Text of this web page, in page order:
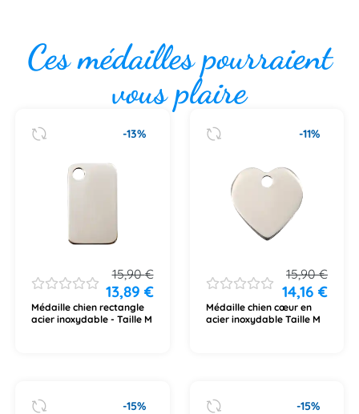
Ces médailles pourraient
vous plaire
-13%
15,90€
13,89 €
Médaille chien rectangle
acier inoxydable - Taille M
-11%
15,90€
14,16€
Médaille chien cœur en
acier inoxydable Taille M
-15% -15%